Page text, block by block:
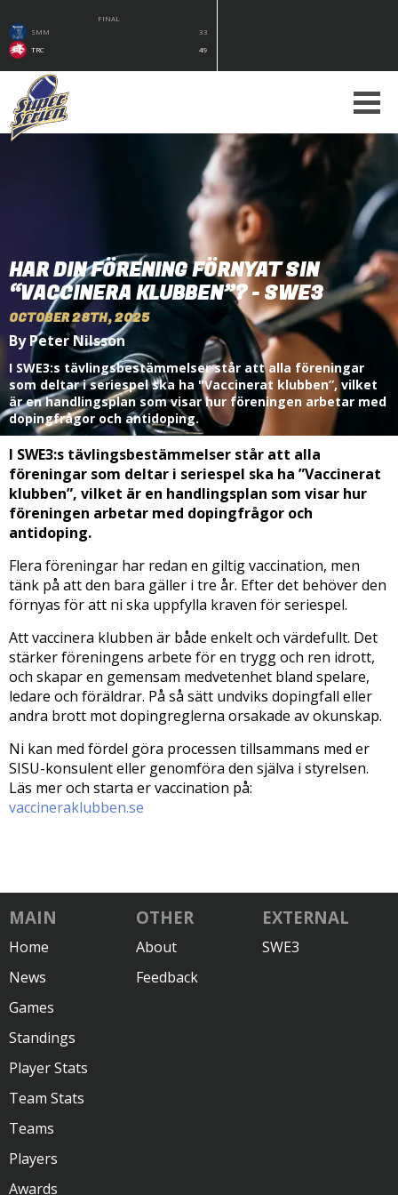
FINAL
SMM
33
TRC
49
HAR DIN FÖRENING FÖRNYAT SIN
“VACCINERA KLUBBEN”? - SWE3
OCTOBER 28TH, 2025
By Peter Nilsson
I SWE3:s tävlingsbestämmelser står att alla föreningar
som deltar i seriespel ska ha "Vaccinerat klubben”, vilket
är en handlingsplan som visar hur föreningen arbetar med
dopingfrågor och antidoping.
I SWE3:s tävlingsbestämmelser står att alla
föreningar som deltar i seriespel ska ha ”Vaccinerat
klubben”, vilket är en handlingsplan som visar hur
föreningen arbetar med dopingfrågor och
antidoping.
Flera föreningar har redan en giltig vaccination, men
tänk på att den bara gäller i tre år. Efter det behöver den
förnyas för att ni ska uppfylla kraven för seriespel.
Att vaccinera klubben är både enkelt och värdefullt. Det
stärker föreningens arbete för en trygg och ren idrott,
och skapar en gemensam medvetenhet bland spelare,
ledare och föräldrar. På så sätt undviks dopingfall eller
andra brott mot dopingreglerna orsakade av okunskap.
Ni kan med fördel göra processen tillsammans med er
SISU-konsulent eller genomföra den själva i styrelsen.
Läs mer och starta er vaccination på:
vaccineraklubben.se
MAIN
Home
News
Games
Standings
Player Stats
Team Stats
Teams
Players
Awards
OTHER
About
Feedback
EXTERNAL
SWE3